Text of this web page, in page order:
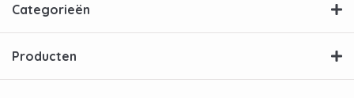
Categorieën
Producten